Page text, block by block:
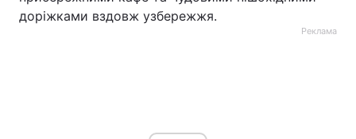
доріжками вздовж узбережжя.
Реклама